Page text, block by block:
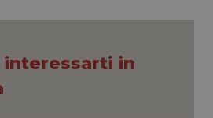
interessarti in